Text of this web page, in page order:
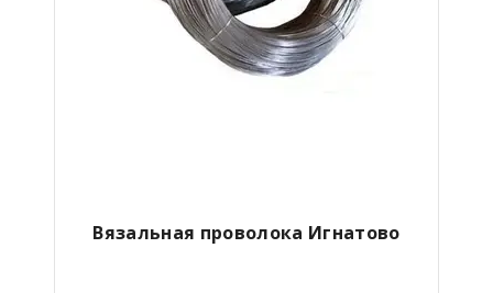
Вязальная проволока Игнатово